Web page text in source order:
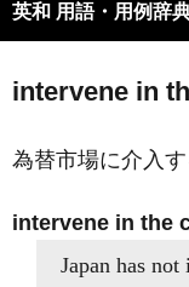
英和 用語・用例辞
intervene in
為替市場に介入
intervene in the
Japan has